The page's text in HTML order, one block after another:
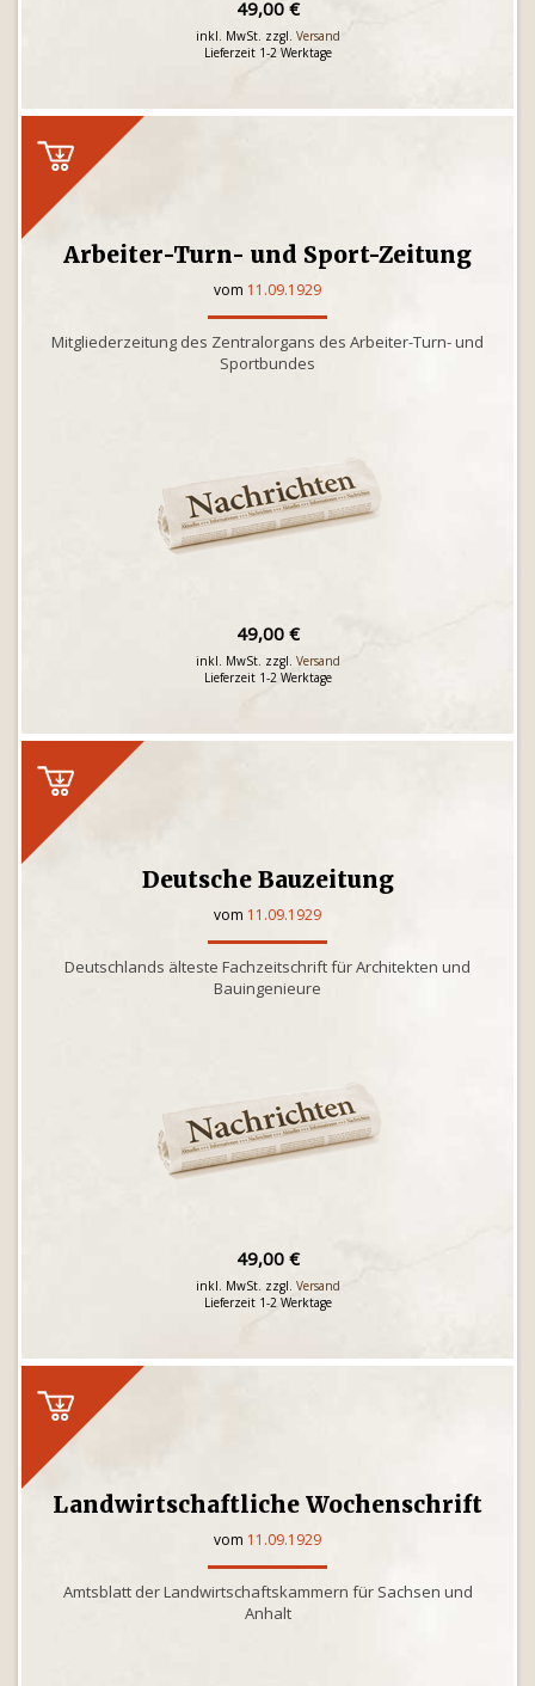
49,00 €
inkl. MwSt. zzgl. Versand
Lieferzeit 1-2 Werktage
Arbeiter-Turn- und Sport-Zeitung
vom 11.09.1929
Mitgliederzeitung des Zentralorgans des Arbeiter-Turn- und
Sportbundes
49,00 €
inkl. MwSt. zzgl. Versand
Lieferzeit 1-2 Werktage
Deutsche Bauzeitung
vom 11.09.1929
Deutschlands älteste Fachzeitschrift für Architekten und
Bauingenieure
49,00 €
inkl. MwSt. zzgl. Versand
Lieferzeit 1-2 Werktage
Landwirtschaftliche Wochenschrift
vom 11.09.1929
Amtsblatt der Landwirtschaftskammern für Sachsen und
Anhalt